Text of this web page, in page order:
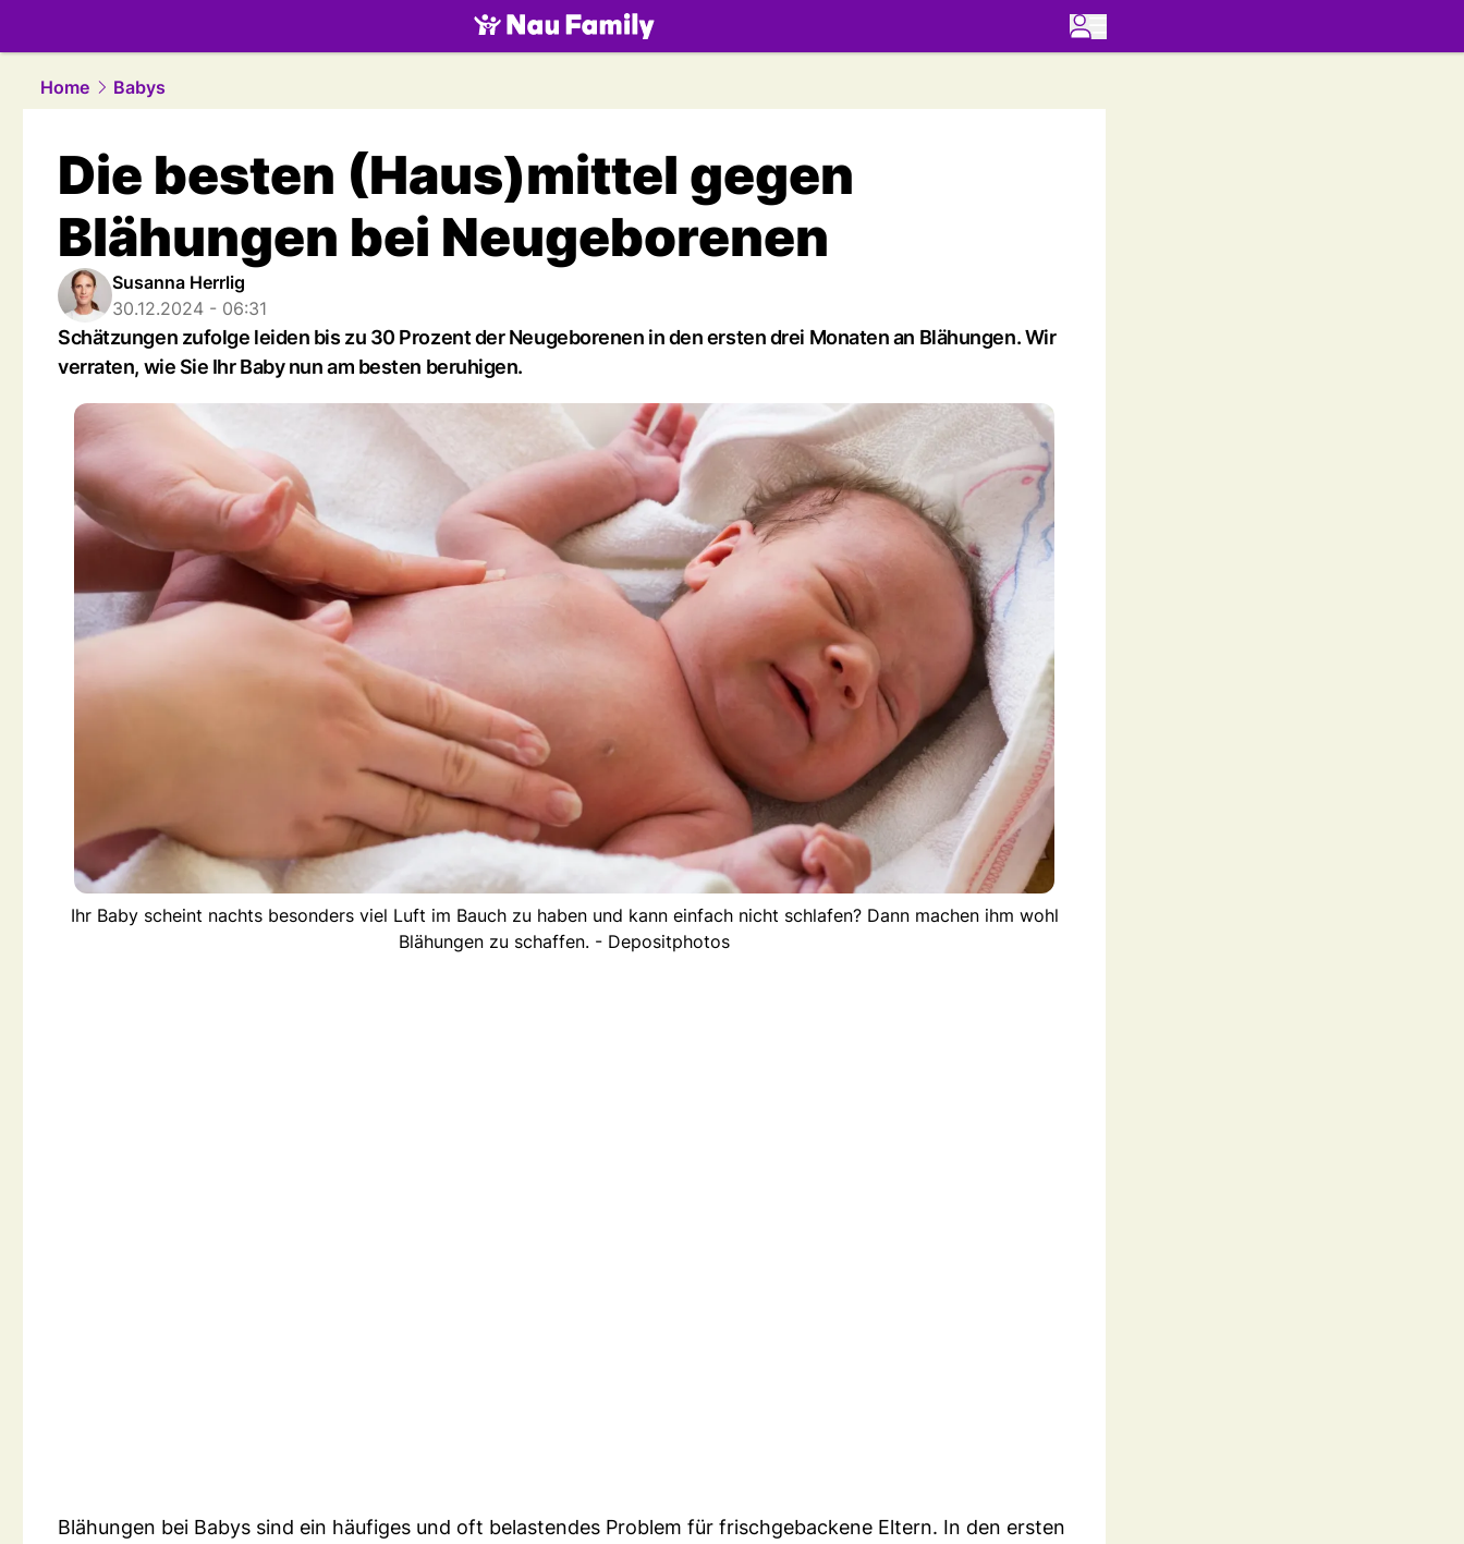
family.NAU.ch
Home
Babys
Die besten (Haus)mittel gegen
Blähungen bei Neugeborenen
Susanna Herrlig
30.12.2024 - 06:31
Schätzungen zufolge leiden bis zu 30 Prozent der Neugeborenen in den ersten drei Monaten an Blähungen. Wir
verraten, wie Sie Ihr Baby nun am besten beruhigen.
Ihr Baby scheint nachts besonders viel Luft im Bauch zu haben und kann einfach nicht schlafen? Dann machen ihm wohl
Blähungen zu schaffen. - Depositphotos
Blähungen bei Babys sind ein häufiges und oft belastendes Problem für frischgebackene Eltern. In den ersten